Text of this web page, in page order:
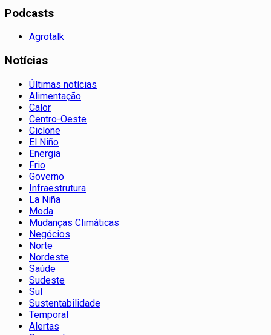
Podcasts
Agrotalk
Notícias
Últimas notícias
Alimentação
Calor
Centro-Oeste
Ciclone
El Niño
Energia
Frio
Governo
Infraestrutura
La Niña
Moda
Mudanças Climáticas
Negócios
Norte
Nordeste
Saúde
Sudeste
Sul
Sustentabilidade
Temporal
Alertas